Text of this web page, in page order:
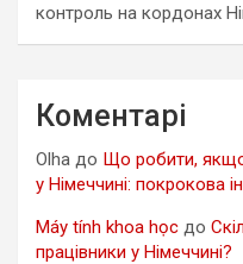
контроль на кордонах
Коментарі
Olha до Що робити, якщо
у Німеччині: покрокова
Máy tính khoa học до
працівники у Німеччині?